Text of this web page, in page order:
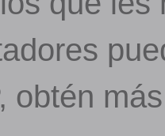
obtén